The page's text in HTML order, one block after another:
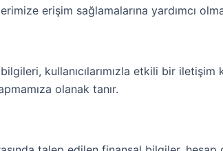
erişim sağlamalarına yardımcı
kullanıcılarımızla etkili bir
olanak tanır.